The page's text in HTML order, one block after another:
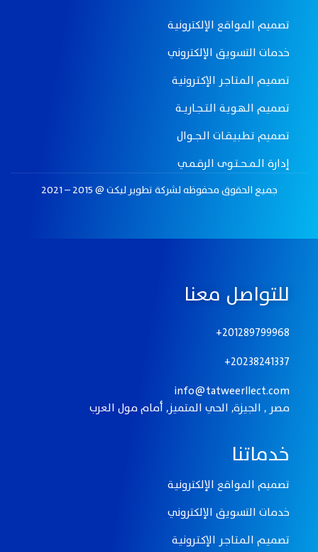
تصميم المواقع الإلكترونيـة
خدمات التسويق الإلكتروني
تصميـم الـمـتـاجـر الإكـتـرونيـة
تصميـم الـهـويـة الـتـــجــاريـــة
تصميم تـطـبـيـقــات الــجـــوال
إدارة الــمـــحـــتــوى الرقــمــي
جميع الحقوق محفوظه لـشركة تطوير ليكت @ 2015 – 2021
للتواصل معنا
201289799968+
20238241337+
info@tatweerllect.com
مصر , الجيزة, الحي المتميز, أمام مول العرب
خدماتنا
تصميم المواقع الإلكترونيـة
خدمات التسويق الإلكتروني
تصميـم الـمـتـاجـر الإكـتـرونيـة